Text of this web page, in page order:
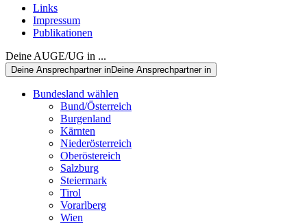
Links
Impressum
Publikationen
Deine AUGE/UG in ...
Deine Ansprechpartner inDeine Ansprechpartner in
Bundesland wählen
Bund/Österreich
Burgenland
Kärnten
Niederösterreich
Oberöstereich
Salzburg
Steiermark
Tirol
Vorarlberg
Wien